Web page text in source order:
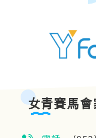
女青賽馬